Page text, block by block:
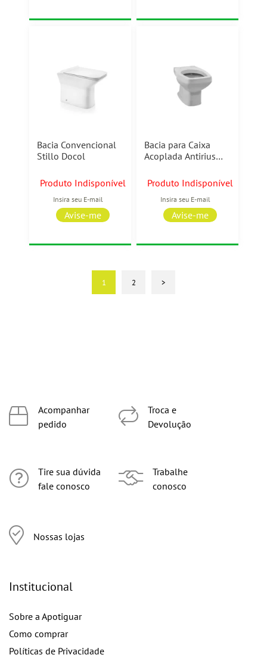
Bacia Convencional
Stillo Docol
Produto Indisponível
Bacia para Caixa
Acoplada Antirius
Produto Indisponível
1 2 >
Acompanhar
pedido
Tire sua dúvida
fale conosco
Nossas lojas
Troca e
Devolução
Trabalhe
conosco
Institucional
Sobre a Apotiguar
Como comprar
Políticas de Privacidade